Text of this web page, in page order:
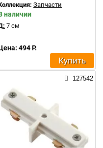
Запчасти
наличии
7 см
494 Р.
Купить
127542